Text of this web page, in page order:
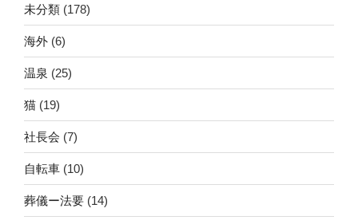
未分類 (178)
海外 (6)
温泉 (25)
猫 (19)
社長会 (7)
自転車 (10)
葬儀ー法要 (14)